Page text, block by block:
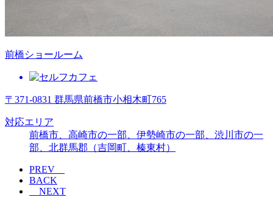
前橋ショールーム
〒371-0831 群馬県前橋市小相木町765
対応エリア
前橋市、高崎市の一部、伊勢崎市の一部、渋川市の一
部、北群馬郡（吉岡町、榛東村）
PREV
BACK
NEXT